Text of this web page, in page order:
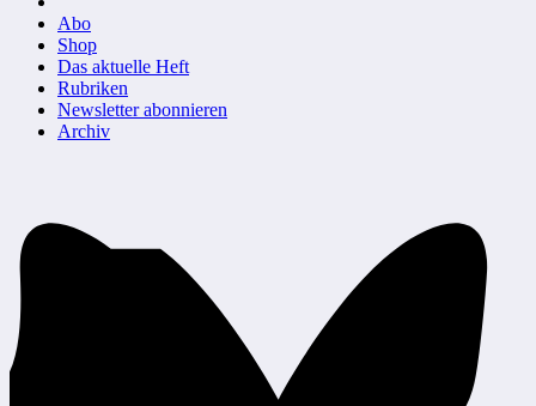
Abo
Shop
Das aktuelle Heft
Rubriken
Newsletter abonnieren
Archiv